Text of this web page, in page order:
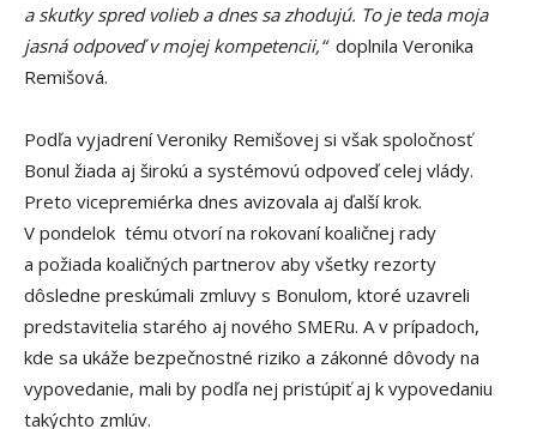
a skutky spred volieb a dnes sa zhodujú. To je teda moja
jasná odpoveď v mojej kompetencii,“ doplnila Veronika
Remišová.
Podľa vyjadrení Veroniky Remišovej si však spoločnosť
Bonul žiada aj širokú a systémovú odpoveď celej vlády.
Preto vicepremiérka dnes avizovala aj ďalší krok.
V pondelok tému otvorí na rokovaní koaličnej rady
a požiada koaličných partnerov aby všetky rezorty
dôsledne preskúmali zmluvy s Bonulom, ktoré uzavreli
predstavitelia starého aj nového SMERu. A v prípadoch,
kde sa ukáže bezpečnostné riziko a zákonné dôvody na
vypovedanie, mali by podľa nej pristúpiť aj k vypovedaniu
takýchto zmlúv.